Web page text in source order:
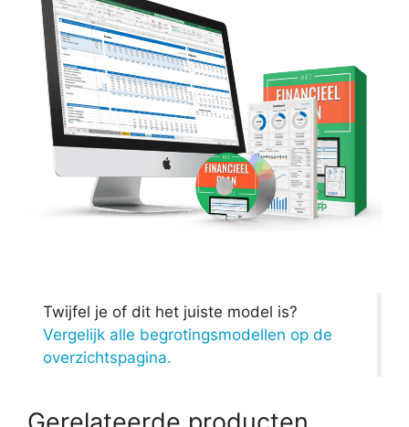
Twijfel je of dit het juiste model is?
Vergelijk alle begrotingsmodellen op de
overzichtspagina.